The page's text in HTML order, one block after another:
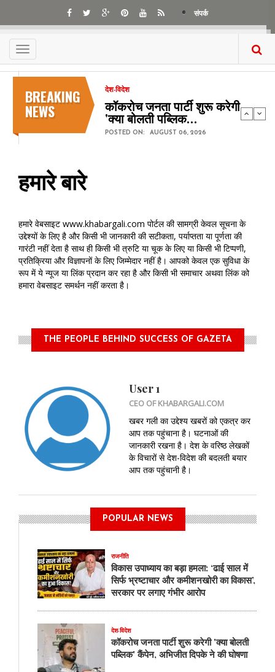
main
content
संपर्क
Toggle
navigation
BREAKING
NEWS
देश-विदेश
कॉकरोच जनता पार्टी शुरू करेगी
'क्या बोलती पब्लिक…
POSTED ON: AUGUST 06, 2026
हमारे बारे
हमारे वेबसाइट www.khabargali.com पोर्टल की सामग्री केवल सूचना के
उद्देश्यों के लिए है और किसी भी जानकारी की सटीकता, पर्याप्तता या पूर्णता की
गारंटी नहीं देता है साथ ही किसी भी त्रुटि या चूक के लिए या किसी भी टिप्पणी,
प्रतिक्रिया और विज्ञापनों के लिए जिम्मेदार नहीं है। आपको केवल एक सुविधा के
रूप में ये न्यूज या लिंक प्रदान कर रहा है और किसी भी समाचार अथवा लिंक को
हमारा वेबसाइट समर्थन नहीं करता है।
THE PEOPLE BEHIND SUCCESS OF GAZETA
User 1
CEO OF KHABARGALI.COM
खबर गली का उद्देश्य खबरों को एकत्र कर
आप तक पहुंचाना है। घटनाओं की
जानकारी रखना है। देश के वरिष्ठ लेखकों
के विचारों से देश-विदेश की बदलती बयार
आप तक पहुंचानी है।
POPULAR NEWS
राजनीति
विकास उपाध्याय का बड़ा हमला: ‘ढाई साल में
सिर्फ भ्रष्टाचार और कमीशनखोरी का विकास’,
सरकार पर लगाए गंभीर आरोप
देश-विदेश
कॉकरोच जनता पार्टी शुरू करेगी 'क्या बोलती
पब्लिक' कैंपेन, अभिजीत दिपके ने की घोषणा